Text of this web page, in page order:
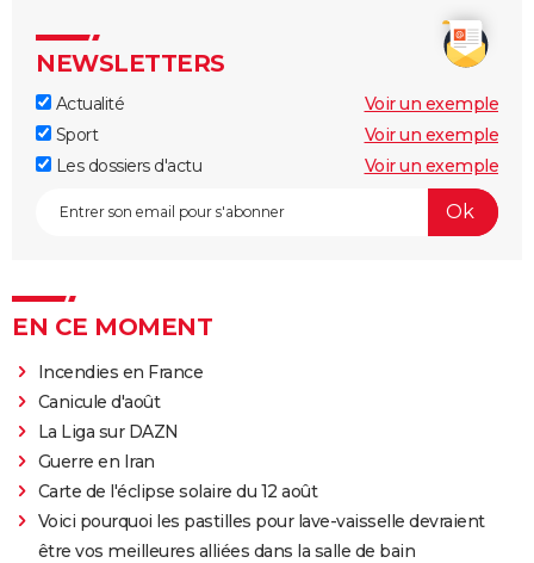
NEWSLETTERS
Actualité
Voir un exemple
Sport
Voir un exemple
Les dossiers d'actu
Voir un exemple
EN CE MOMENT
Incendies en France
Canicule d'août
La Liga sur DAZN
Guerre en Iran
Carte de l'éclipse solaire du 12 août
Voici pourquoi les pastilles pour lave-vaisselle devraient
être vos meilleures alliées dans la salle de bain